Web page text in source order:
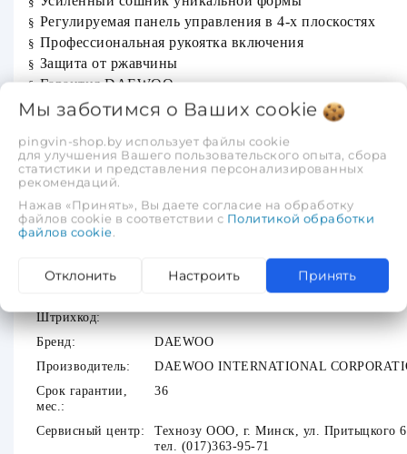
§ Регулируемая панель управления в 4-х плоскостях
§ Профессиональная рукоятка включения
§ Защита от ржавчины
§ Гарантия DAEWOO
Комплектация
§ Набор ключей
§ Инструкция
Коробка
Иная информация
Категория:
Культиваторы бензиновые
Штрихкод:
Бренд:
DAEWOO
Производитель:
DAEWOO INTERNATIONAL
Срок гарантии,
мес.:
36
Сервисный центр:
Технозу ООО, г. Минск, ул. Притыцкого
тел. (017)363-95-71
Мы заботимся о Ваших cookie
pingvin-shop.by использует файлы cookie
для улучшения Вашего пользовательского опыта, сбора
статистики и представления персонализированных
рекомендаций.
Нажав «Принять», Вы даете согласие на обработку
файлов cookie в соответствии с Политикой обработки
файлов cookie
Отклонить Настроить Принять